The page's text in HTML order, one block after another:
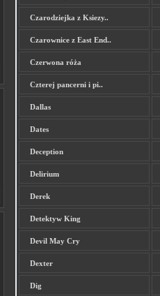
Czarodziejka z Ksiezy..
Czarownice z East End..
Czerwona róża
Czterej pancerni i pi..
Dallas
Dates
Deception
Delirium
Derek
Detektyw King
Devil May Cry
Dexter
Dig